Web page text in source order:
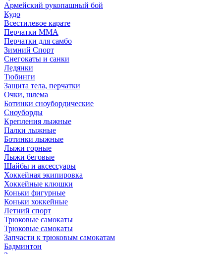
Армейский рукопашный бой
Кудо
Всестилевое карате
Перчатки MMA
Перчатки для самбо
Зимний Спорт
Снегокаты и санки
Ледянки
Тюбинги
Защита тела, перчатки
Очки, шлема
Ботинки сноубордические
Сноуборды
Крепления лыжные
Палки лыжные
Ботинки лыжные
Лыжи горные
Лыжи беговые
Шайбы и аксессуары
Хоккейная экипировка
Хоккейные клюшки
Коньки фигурные
Коньки хоккейные
Летний спорт
Трюковые самокаты
Трюковые самокаты
Запчасти к трюковым самокатам
Бадминтон